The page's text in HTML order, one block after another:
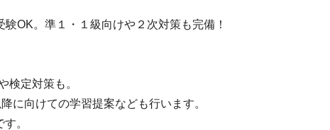
OK。準１・１級向けや２次対策も完備！
定対策も。
に向けての学習提案なども行います。
。